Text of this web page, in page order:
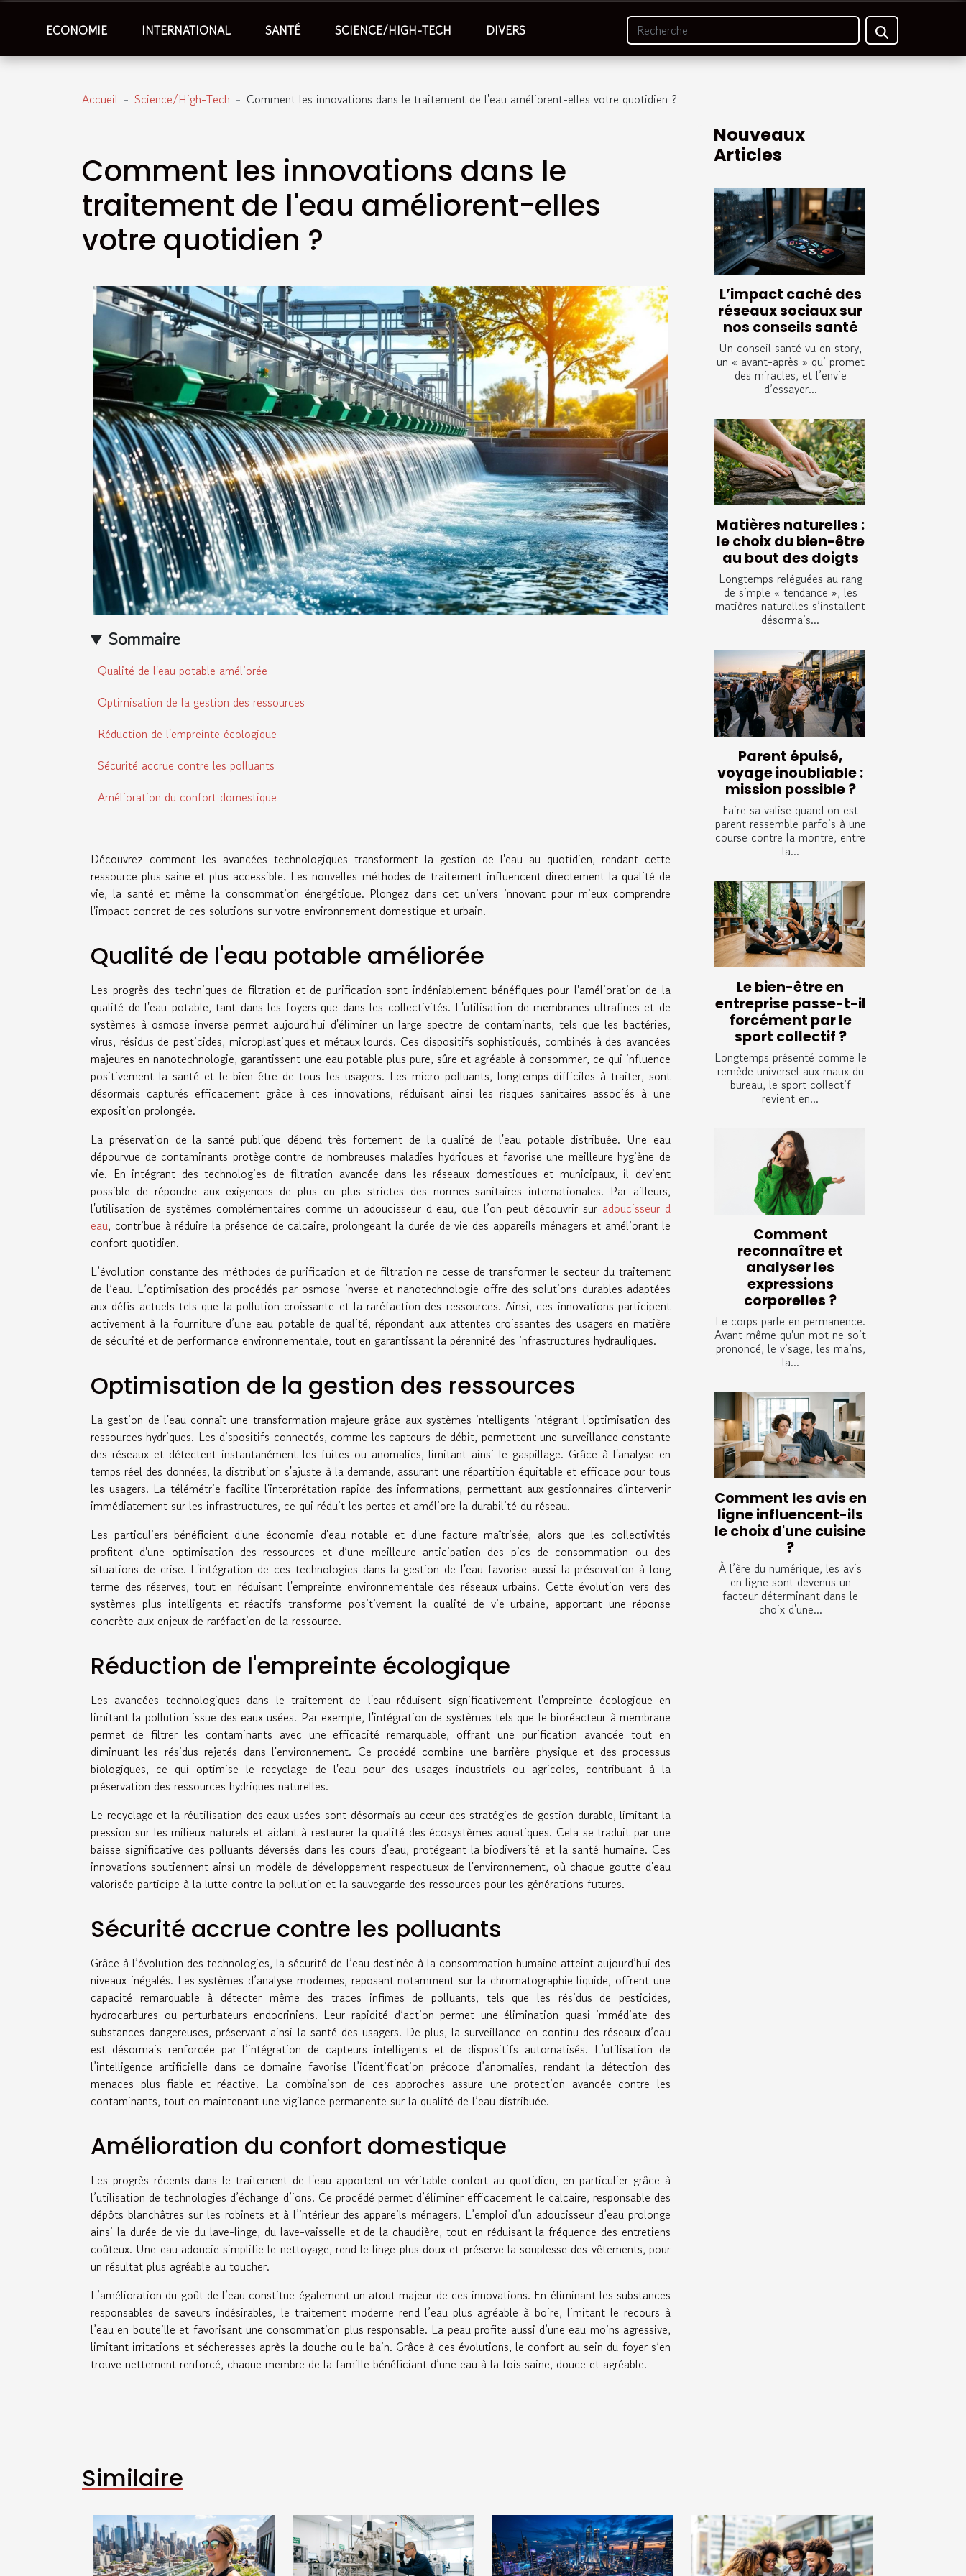
ECONOMIE INTERNATIONAL SANTÉ SCIENCE/HIGH-TECH DIVERS
Accueil Science/High-Tech Comment les innovations dans le traitement de l'eau améliorent-elles votre quotidien ?
Comment les innovations dans le
traitement de l'eau améliorent-elles
votre quotidien ?
Sommaire
Qualité de l'eau potable améliorée
Optimisation de la gestion des ressources
Réduction de l'empreinte écologique
Sécurité accrue contre les polluants
Amélioration du confort domestique
Découvrez comment les avancées technologiques transforment la gestion de l'eau au quotidien, rendant cette
ressource plus saine et plus accessible. Les nouvelles méthodes de traitement influencent directement la qualité de
vie, la santé et même la consommation énergétique. Plongez dans cet univers innovant pour mieux comprendre
l'impact concret de ces solutions sur votre environnement domestique et urbain.
Qualité de l'eau potable améliorée
Les progrès des techniques de filtration et de purification sont indéniablement bénéfiques pour l'amélioration de la
qualité de l'eau potable, tant dans les foyers que dans les collectivités. L'utilisation de membranes ultrafines et de
systèmes à osmose inverse permet aujourd'hui d'éliminer un large spectre de contaminants, tels que les bactéries,
virus, résidus de pesticides, microplastiques et métaux lourds. Ces dispositifs sophistiqués, combinés à des avancées
majeures en nanotechnologie, garantissent une eau potable plus pure, sûre et agréable à consommer, ce qui influence
positivement la santé et le bien-être de tous les usagers. Les micro-polluants, longtemps difficiles à traiter, sont
désormais capturés efficacement grâce à ces innovations, réduisant ainsi les risques sanitaires associés à une
exposition prolongée.
La préservation de la santé publique dépend très fortement de la qualité de l'eau potable distribuée. Une eau
dépourvue de contaminants protège contre de nombreuses maladies hydriques et favorise une meilleure hygiène de
vie. En intégrant des technologies de filtration avancée dans les réseaux domestiques et municipaux, il devient
possible de répondre aux exigences de plus en plus strictes des normes sanitaires internationales. Par ailleurs,
l'utilisation de systèmes complémentaires comme un adoucisseur d eau, que l’on peut découvrir sur adoucisseur d
eau, contribue à réduire la présence de calcaire, prolongeant la durée de vie des appareils ménagers et améliorant le
confort quotidien.
L’évolution constante des méthodes de purification et de filtration ne cesse de transformer le secteur du traitement
de l’eau. L’optimisation des procédés par osmose inverse et nanotechnologie offre des solutions durables adaptées
aux défis actuels tels que la pollution croissante et la raréfaction des ressources. Ainsi, ces innovations participent
activement à la fourniture d’une eau potable de qualité, répondant aux attentes croissantes des usagers en matière
de sécurité et de performance environnementale, tout en garantissant la pérennité des infrastructures hydrauliques.
Optimisation de la gestion des ressources
La gestion de l'eau connaît une transformation majeure grâce aux systèmes intelligents intégrant l'optimisation des
ressources hydriques. Les dispositifs connectés, comme les capteurs de débit, permettent une surveillance constante
des réseaux et détectent instantanément les fuites ou anomalies, limitant ainsi le gaspillage. Grâce à l'analyse en
temps réel des données, la distribution s'ajuste à la demande, assurant une répartition équitable et efficace pour tous
les usagers. La télémétrie facilite l'interprétation rapide des informations, permettant aux gestionnaires d'intervenir
immédiatement sur les infrastructures, ce qui réduit les pertes et améliore la durabilité du réseau.
Les particuliers bénéficient d'une économie d'eau notable et d'une facture maîtrisée, alors que les collectivités
profitent d'une optimisation des ressources et d’une meilleure anticipation des pics de consommation ou des
situations de crise. L'intégration de ces technologies dans la gestion de l'eau favorise aussi la préservation à long
terme des réserves, tout en réduisant l'empreinte environnementale des réseaux urbains. Cette évolution vers des
systèmes plus intelligents et réactifs transforme positivement la qualité de vie urbaine, apportant une réponse
concrète aux enjeux de raréfaction de la ressource.
Réduction de l'empreinte écologique
Les avancées technologiques dans le traitement de l'eau réduisent significativement l'empreinte écologique en
limitant la pollution issue des eaux usées. Par exemple, l'intégration de systèmes tels que le bioréacteur à membrane
permet de filtrer les contaminants avec une efficacité remarquable, offrant une purification avancée tout en
diminuant les résidus rejetés dans l'environnement. Ce procédé combine une barrière physique et des processus
biologiques, ce qui optimise le recyclage de l'eau pour des usages industriels ou agricoles, contribuant à la
préservation des ressources hydriques naturelles.
Le recyclage et la réutilisation des eaux usées sont désormais au cœur des stratégies de gestion durable, limitant la
pression sur les milieux naturels et aidant à restaurer la qualité des écosystèmes aquatiques. Cela se traduit par une
baisse significative des polluants déversés dans les cours d'eau, protégeant la biodiversité et la santé humaine. Ces
innovations soutiennent ainsi un modèle de développement respectueux de l'environnement, où chaque goutte d'eau
valorisée participe à la lutte contre la pollution et la sauvegarde des ressources pour les générations futures.
Sécurité accrue contre les polluants
Grâce à l’évolution des technologies, la sécurité de l’eau destinée à la consommation humaine atteint aujourd’hui des
niveaux inégalés. Les systèmes d’analyse modernes, reposant notamment sur la chromatographie liquide, offrent une
capacité remarquable à détecter même des traces infimes de polluants, tels que les résidus de pesticides,
hydrocarbures ou perturbateurs endocriniens. Leur rapidité d’action permet une élimination quasi immédiate des
substances dangereuses, préservant ainsi la santé des usagers. De plus, la surveillance en continu des réseaux d’eau
est désormais renforcée par l’intégration de capteurs intelligents et de dispositifs automatisés. L’utilisation de
l’intelligence artificielle dans ce domaine favorise l’identification précoce d’anomalies, rendant la détection des
menaces plus fiable et réactive. La combinaison de ces approches assure une protection avancée contre les
contaminants, tout en maintenant une vigilance permanente sur la qualité de l’eau distribuée.
Amélioration du confort domestique
Les progrès récents dans le traitement de l'eau apportent un véritable confort au quotidien, en particulier grâce à
l’utilisation de technologies d’échange d’ions. Ce procédé permet d’éliminer efficacement le calcaire, responsable des
dépôts blanchâtres sur les robinets et à l’intérieur des appareils ménagers. L’emploi d’un adoucisseur d’eau prolonge
ainsi la durée de vie du lave-linge, du lave-vaisselle et de la chaudière, tout en réduisant la fréquence des entretiens
coûteux. Une eau adoucie simplifie le nettoyage, rend le linge plus doux et préserve la souplesse des vêtements, pour
un résultat plus agréable au toucher.
L’amélioration du goût de l’eau constitue également un atout majeur de ces innovations. En éliminant les substances
responsables de saveurs indésirables, le traitement moderne rend l’eau plus agréable à boire, limitant le recours à
l’eau en bouteille et favorisant une consommation plus responsable. La peau profite aussi d’une eau moins agressive,
limitant irritations et sécheresses après la douche ou le bain. Grâce à ces évolutions, le confort au sein du foyer s’en
trouve nettement renforcé, chaque membre de la famille bénéficiant d’une eau à la fois saine, douce et agréable.
Nouveaux
Articles
L’impact caché des
réseaux sociaux sur
nos conseils santé
Un conseil santé vu en story,
un « avant-après » qui promet
des miracles, et l’envie
d’essayer...
Matières naturelles :
le choix du bien-être
au bout des doigts
Longtemps reléguées au rang
de simple « tendance », les
matières naturelles s’installent
désormais...
Parent épuisé,
voyage inoubliable :
mission possible ?
Faire sa valise quand on est
parent ressemble parfois à une
course contre la montre, entre
la...
Le bien-être en
entreprise passe-t-il
forcément par le
sport collectif ?
Longtemps présenté comme le
remède universel aux maux du
bureau, le sport collectif
revient en...
Comment
reconnaître et
analyser les
expressions
corporelles ?
Le corps parle en permanence.
Avant même qu'un mot ne soit
prononcé, le visage, les mains,
la...
Comment les avis en
ligne influencent-ils
le choix d'une cuisine
?
À l’ère du numérique, les avis
en ligne sont devenus un
facteur déterminant dans le
choix d'une...
Similaire